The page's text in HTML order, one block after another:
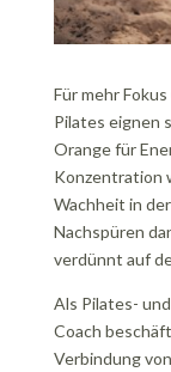
Für mehr
Pilates eignen
Orange für
Konzentration
Wachheit in
Nachspüren
verdünnt auf
Als Pilates-
Coach
Verbindung